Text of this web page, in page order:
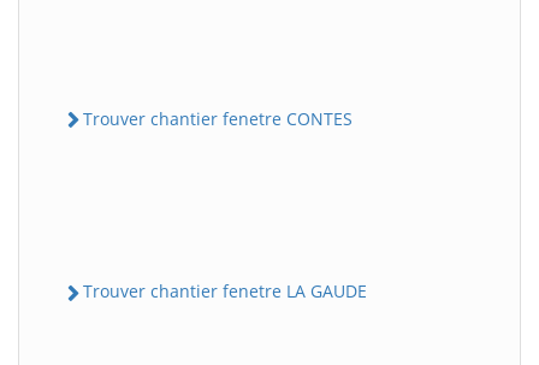
Trouver chantier fenetre CONTES
Trouver chantier fenetre LA GAUDE